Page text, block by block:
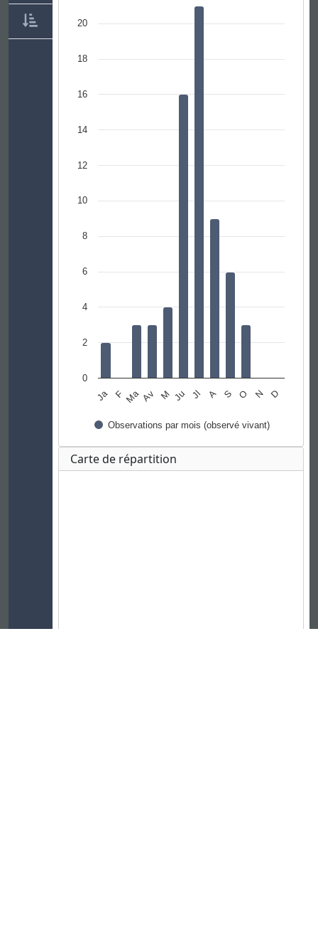
Observations par mois (observé vivant)
Ja F Ma Av M Ju Jl A S O N D
0
10
20
2
4
6
8
12
14
16
18
Carte de répartition